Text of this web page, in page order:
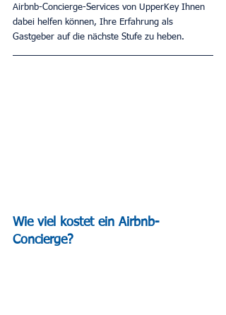
Airbnb-Concierge-Services von UpperKey Ihnen
dabei helfen können, Ihre Erfahrung als
Gastgeber auf die nächste Stufe zu heben.
Wie viel kostet ein Airbnb-
Concierge?